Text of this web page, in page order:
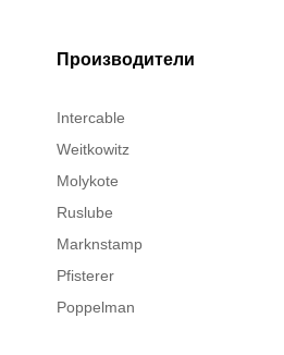
Производители
Intercable
Weitkowitz
Molykote
Ruslube
Marknstamp
Pfisterer
Poppelman